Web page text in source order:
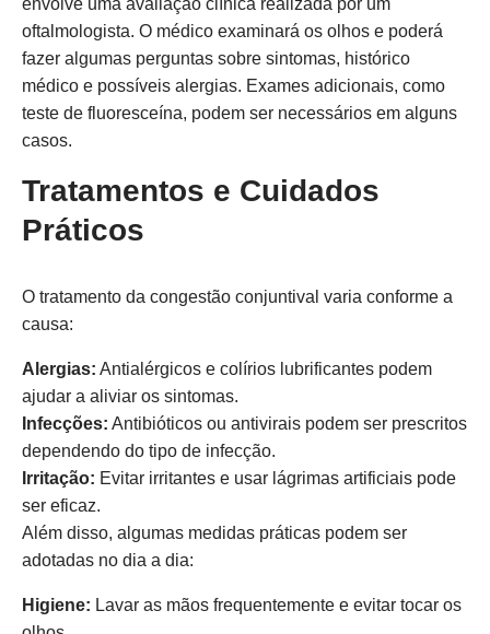
envolve uma avaliação clínica realizada por um
oftalmologista. O médico examinará os olhos e poderá
fazer algumas perguntas sobre sintomas, histórico
médico e possíveis alergias. Exames adicionais, como
teste de fluoresceína, podem ser necessários em alguns
casos.
Tratamentos e Cuidados
Práticos
O tratamento da congestão conjuntival varia conforme a
causa:
Alergias: Antialérgicos e colírios lubrificantes podem
ajudar a aliviar os sintomas.
Infecções: Antibióticos ou antivirais podem ser prescritos
dependendo do tipo de infecção.
Irritação: Evitar irritantes e usar lágrimas artificiais pode
ser eficaz.
Além disso, algumas medidas práticas podem ser
adotadas no dia a dia:
Higiene: Lavar as mãos frequentemente e evitar tocar os